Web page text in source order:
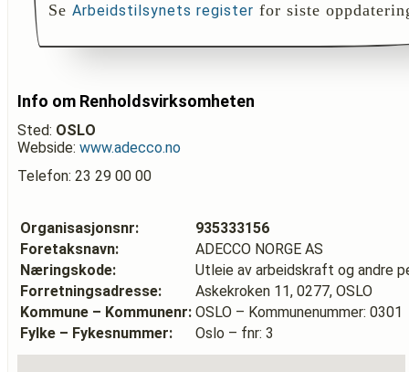
Se Arbeidstilsynets register for siste
Info om Renholdsvirksomheten
Sted: OSLO
Webside: www.adecco.no
Telefon: 23 29 00 00
Organisasjonsnr:
935333156
Foretaksnavn:
ADECCO NORGE AS
Næringskode:
Utleie av arbeidskraft og andre
Forretningsadresse:
Askekroken 11, 0277, OSLO
Kommune – Kommunenr: OSLO – Kommunenummer: 0301
Fylke – Fykesnummer:
Oslo – fnr: 3